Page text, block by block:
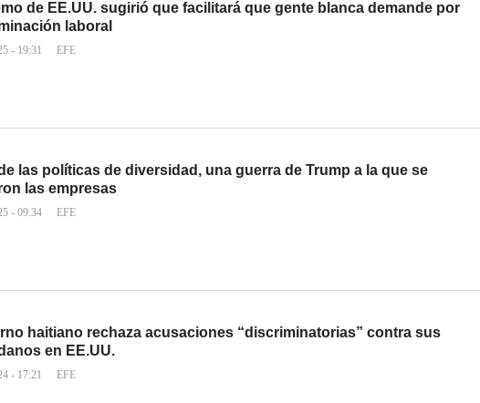
de EE.UU. sugirió que facilitará que gente blanca demande por
laboral
- 19:31 EFE
las políticas de diversidad, una guerra de Trump a la que se
las empresas
- 09:34 EFE
haitiano rechaza acusaciones “discriminatorias” contra sus
en EE.UU.
- 17:21 EFE